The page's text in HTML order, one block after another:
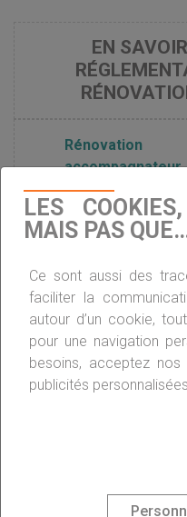
EN
ménages ?
1er juillet
Du
énergétique en
LES
MAIS PAS
Ce sont aussi des
faciliter la
autour d’un cookie,
pour une navigation
besoins, acceptez nos
publicités